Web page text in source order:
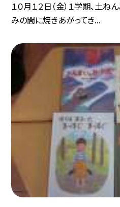
１０月１２日（金）１学期、土ね
みの間に焼きあがってき...